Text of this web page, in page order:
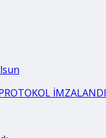
İMZALANDI